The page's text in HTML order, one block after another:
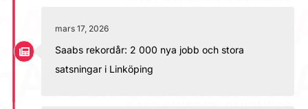
mars 17, 2026
Saabs rekordår: 2 000 nya jobb och stora
satsningar i Linköping